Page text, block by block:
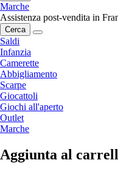
Marche
Assistenza post-vendita in
Cerca
Saldi
Infanzia
Camerette
Abbigliamento
Scarpe
Giocattoli
Giochi all'aperto
Outlet
Marche
Aggiunta al